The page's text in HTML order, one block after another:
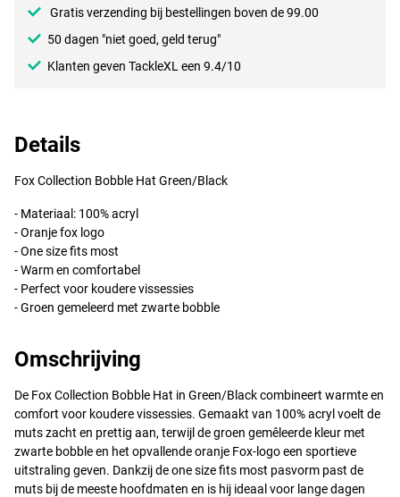
Gratis verzending bij bestellingen boven de 99.00
50 dagen "niet goed, geld terug"
Klanten geven TackleXL een 9.4/10
Details
Fox Collection Bobble Hat Green/Black
- Materiaal: 100% acryl
- Oranje fox logo
- One size fits most
- Warm en comfortabel
- Perfect voor koudere vissessies
- Groen gemeleerd met zwarte bobble
Omschrijving
De Fox Collection Bobble Hat in Green/Black combineert warmte en
comfort voor koudere vissessies. Gemaakt van 100% acryl voelt de
muts zacht en prettig aan, terwijl de groen gemêleerde kleur met
zwarte bobble en het opvallende oranje Fox-logo een sportieve
uitstraling geven. Dankzij de one size fits most pasvorm past de
muts bij de meeste hoofdmaten en is hij ideaal voor lange dagen